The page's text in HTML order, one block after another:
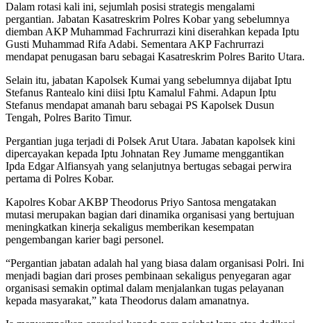
Dalam rotasi kali ini, sejumlah posisi strategis mengalami
pergantian. Jabatan Kasatreskrim Polres Kobar yang sebelumnya
diemban AKP Muhammad Fachrurrazi kini diserahkan kepada Iptu
Gusti Muhammad Rifa Adabi. Sementara AKP Fachrurrazi
mendapat penugasan baru sebagai Kasatreskrim Polres Barito Utara.
Selain itu, jabatan Kapolsek Kumai yang sebelumnya dijabat Iptu
Stefanus Rantealo kini diisi Iptu Kamalul Fahmi. Adapun Iptu
Stefanus mendapat amanah baru sebagai PS Kapolsek Dusun
Tengah, Polres Barito Timur.
Pergantian juga terjadi di Polsek Arut Utara. Jabatan kapolsek kini
dipercayakan kepada Iptu Johnatan Rey Jumame menggantikan
Ipda Edgar Alfiansyah yang selanjutnya bertugas sebagai perwira
pertama di Polres Kobar.
Kapolres Kobar AKBP Theodorus Priyo Santosa mengatakan
mutasi merupakan bagian dari dinamika organisasi yang bertujuan
meningkatkan kinerja sekaligus memberikan kesempatan
pengembangan karier bagi personel.
“Pergantian jabatan adalah hal yang biasa dalam organisasi Polri. Ini
menjadi bagian dari proses pembinaan sekaligus penyegaran agar
organisasi semakin optimal dalam menjalankan tugas pelayanan
kepada masyarakat,” kata Theodorus dalam amanatnya.